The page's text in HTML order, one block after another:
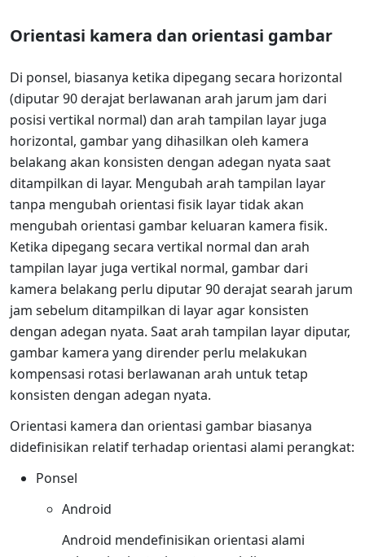
Orientasi kamera dan orientasi gambar
Di ponsel, biasanya ketika dipegang secara horizontal
(diputar 90 derajat berlawanan arah jarum jam dari
posisi vertikal normal) dan arah tampilan layar juga
horizontal, gambar yang dihasilkan oleh kamera
belakang akan konsisten dengan adegan nyata saat
ditampilkan di layar. Mengubah arah tampilan layar
tanpa mengubah orientasi fisik layar tidak akan
mengubah orientasi gambar keluaran kamera fisik.
Ketika dipegang secara vertikal normal dan arah
tampilan layar juga vertikal normal, gambar dari
kamera belakang perlu diputar 90 derajat searah jarum
jam sebelum ditampilkan di layar agar konsisten
dengan adegan nyata. Saat arah tampilan layar diputar,
gambar kamera yang dirender perlu melakukan
kompensasi rotasi berlawanan arah untuk tetap
konsisten dengan adegan nyata.
Orientasi kamera dan orientasi gambar biasanya
didefinisikan relatif terhadap orientasi alami perangkat:
Ponsel
Android
Android mendefinisikan orientasi alami